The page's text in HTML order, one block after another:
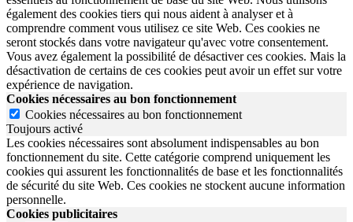
également des cookies tiers qui nous aident à analyser et à
comprendre comment vous utilisez ce site Web. Ces cookies ne
seront stockés dans votre navigateur qu'avec votre consentement.
Vous avez également la possibilité de désactiver ces cookies. Mais la
désactivation de certains de ces cookies peut avoir un effet sur votre
expérience de navigation.
Cookies nécessaires au bon fonctionnement
Cookies nécessaires au bon fonctionnement
Toujours activé
Les cookies nécessaires sont absolument indispensables au bon
fonctionnement du site. Cette catégorie comprend uniquement les
cookies qui assurent les fonctionnalités de base et les fonctionnalités
de sécurité du site Web. Ces cookies ne stockent aucune information
personnelle.
Cookies publicitaires